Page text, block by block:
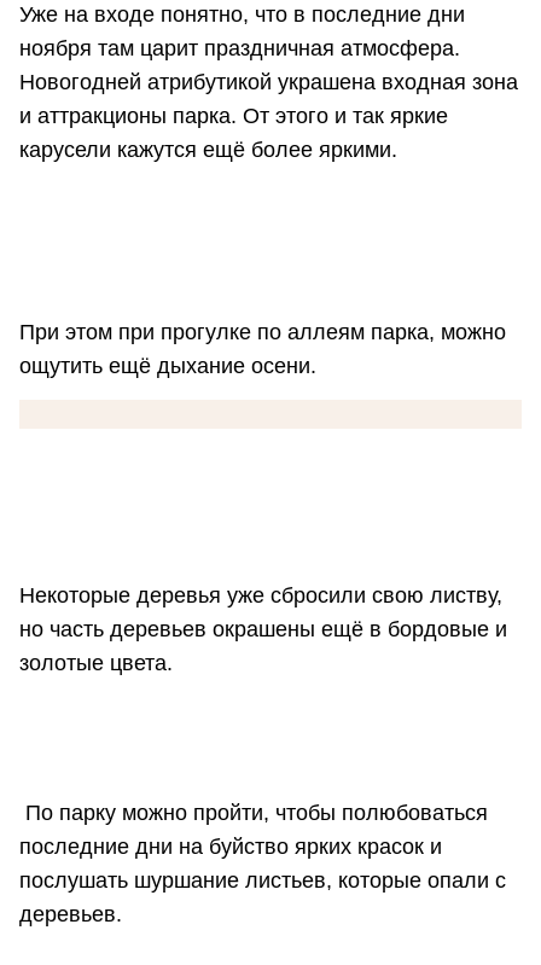
Уже на входе понятно, что в последние дни
ноября там царит праздничная атмосфера.
Новогодней атрибутикой украшена входная зона
и аттракционы парка. От этого и так яркие
карусели кажутся ещё более яркими.
При этом при прогулке по аллеям парка, можно
ощутить ещё дыхание осени.
Некоторые деревья уже сбросили свою листву,
но часть деревьев окрашены ещё в бордовые и
золотые цвета.
По парку можно пройти, чтобы полюбоваться
последние дни на буйство ярких красок и
послушать шуршание листьев, которые опали с
деревьев.